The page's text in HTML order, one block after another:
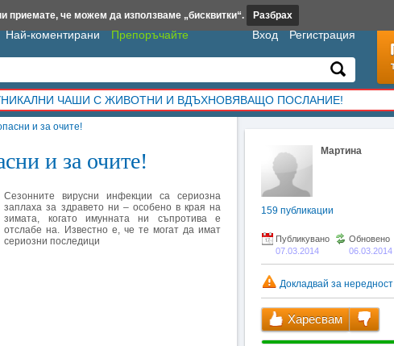
и за очите!
и за очите!
Сезонните вирусни инфекции са сериозна
заплаха за здравето ни – особено в края на
зимата, когато имунната ни съпротива е
отслабе на. Известно е, че те могат да имат
сериозни последици
Мартина
159 публикации
Публикувано
07.03.2014
Обновено
06.03.2014
Докладвай за нередност
Харесвам
Най-коментирани Препоръчайте Вход Регистрация
ЧАШИ С ЖИВОТНИ И ВДЪХНОВЯВАЩО ПОСЛАНИЕ!
приемате, че можем да използваме „бисквитки“. Разбрах